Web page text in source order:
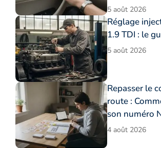
5 août 2026
Réglage
1.9 TDI : le
5 août 2026
Repasser le
route :
son numéro
4 août 2026